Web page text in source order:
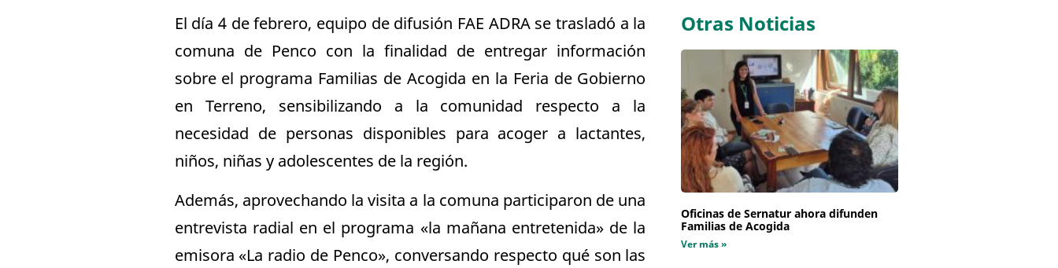
El día 4 de febrero, equipo de difusión FAE ADRA se trasladó a la
comuna de Penco con la finalidad de entregar información
sobre el programa Familias de Acogida en la Feria de Gobierno
en Terreno, sensibilizando a la comunidad respecto a la
necesidad de personas disponibles para acoger a lactantes,
niños, niñas y adolescentes de la región.
Además, aprovechando la visita a la comuna participaron de una
entrevista radial en el programa «la mañana entretenida» de la
emisora «La radio de Penco», conversando respecto qué son las
Otras Noticias
Oficinas de Sernatur ahora difunden
Familias de Acogida
Ver más »